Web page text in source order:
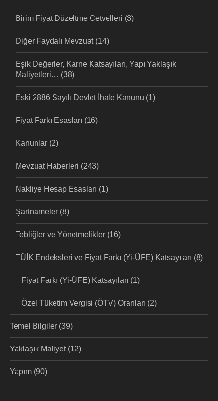
Birim Fiyat Düzeltme Cetvelleri (3)
Diğer Faydalı Mevzuat(14)
Eşik Değerler, Karne Katsayıları, Yapı Yaklaşık
Maliyetleri… (38)
Eski 2886 Sayılı Devlet İhale Kanunu (1)
Fiyat Farkı Esasları (16)
Kanunlar (2)
Mevzuat Haberleri (243)
Nakliye Hesap Esasları (1)
Şartnameler (8)
Tebliğler ve Yönetmelikler (16)
TÜİK Endeksleri ve Fiyat Farkı (Yi-ÜFE) Katsayıları (8)
Fiyat Farkı (Yi-ÜFE) Katsayıları (1)
Özel Tüketim Vergisi (ÖTV) Oranları (2)
Temel Bilgiler (39)
Yaklaşık Maliyet(12)
Yapım (90)